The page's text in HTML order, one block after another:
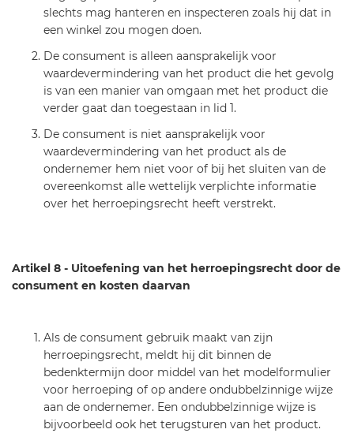
slechts mag hanteren en inspecteren zoals hij dat in
een winkel zou mogen doen.
De consument is alleen aansprakelijk voor
waardevermindering van het product die het gevolg
is van een manier van omgaan met het product die
verder gaat dan toegestaan in lid 1.
De consument is niet aansprakelijk voor
waardevermindering van het product als de
ondernemer hem niet voor of bij het sluiten van de
overeenkomst alle wettelijk verplichte informatie
over het herroepingsrecht heeft verstrekt.
Artikel 8 - Uitoefening van het herroepingsrecht door de
consument en kosten daarvan
Als de consument gebruik maakt van zijn
herroepingsrecht, meldt hij dit binnen de
bedenktermijn door middel van het modelformulier
voor herroeping of op andere ondubbelzinnige wijze
aan de ondernemer. Een ondubbelzinnige wijze is
bijvoorbeeld ook het terugsturen van het product.